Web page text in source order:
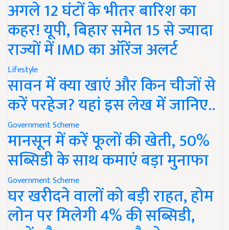
अगले 12 घंटों के भीतर बारिश का
कहर! यूपी, बिहार समेत 15 से ज्यादा
राज्यों में IMD का ऑरेंज अलर्ट
Lifestyle
सावन में क्या खाएं और किन चीजों से
करें परहेज? यहां इस लेख में जानिए..
Government Scheme
मानसून में करें फूलों की खेती, 50%
सब्सिडी के साथ कमाएं बड़ा मुनाफा
Government Scheme
घर खरीदने वालों को बड़ी राहत, होम
लोन पर मिलेगी 4% की सब्सिडी,